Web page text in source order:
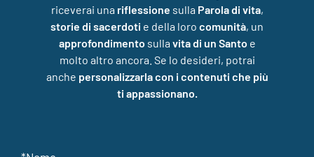
riceverai una riflessione sulla Parola di vita,
storie di sacerdoti e della loro comunità, un
approfondimento sulla vita di un Santo e
molto altro ancora. Se lo desideri, potrai
anche personalizzarla con i contenuti che più
ti appassionano.